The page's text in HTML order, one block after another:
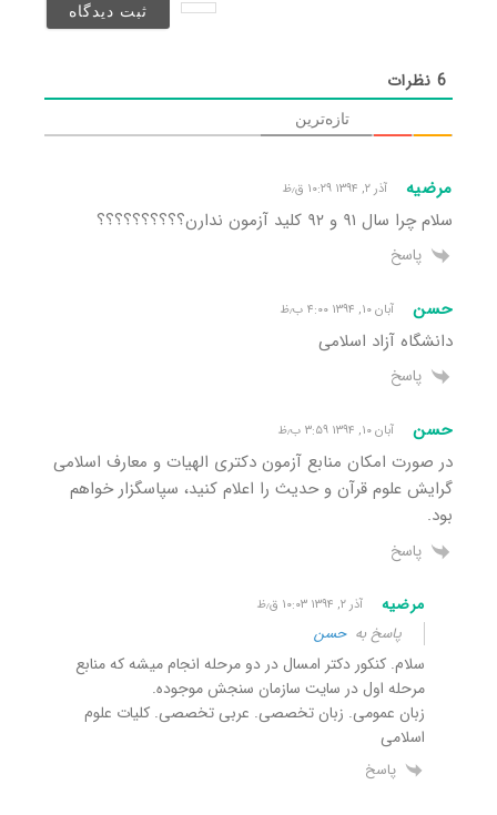
6نظرات
تازه‌ترین
مرضیه آذر ۲, ۱۳۹۴ ۱۰:۲۹ ق٫ظ
سلام چرا سال ۹۱ و ۹۲ کلید آزمون ندارن؟؟؟؟؟؟؟؟؟؟
پاسخ
حسن آبان ۱۰, ۱۳۹۴ ۴:۰۰ ب٫ظ
دانشگاه آزاد اسلامی
پاسخ
حسن آبان ۱۰, ۱۳۹۴ ۳:۵۹ ب٫ظ
در صورت امکان منابع آزمون دکتری الهیات و معارف اسلامی
گرایش علوم قرآن و حدیث را اعلام کنید، سپاسگزار خواهم
بود.
پاسخ
مرضیه آذر ۲, ۱۳۹۴ ۱۰:۰۳ ق٫ظ
پاسخ بهحسن
سلام. کنکور دکتر امسال در دو مرحله انجام میشه که منابع
مرحله اول در سایت سازمان سنجش موجوده.
زبان عمومی. زبان تخصصی. عربی تخصصی. کلیات علوم
اسلامی
پاسخ